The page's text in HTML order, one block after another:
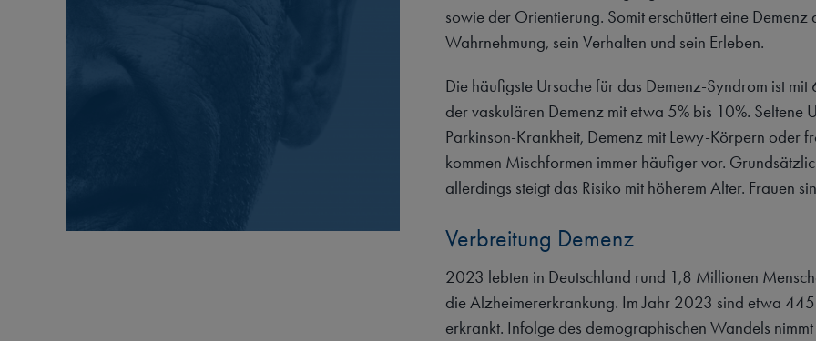
sowie der Orientierung. Somit erschüttert eine
Wahrnehmung, sein Verhalten und sein Erleben.
Die häufigste Ursache für das Demenz-Syndrom ist
der vaskulären Demenz mit etwa 5% bis 10%. Seltene
Parkinson-Krankheit, Demenz mit Lewy-Körpern oder
kommen Mischformen immer häufiger vor.
allerdings steigt das Risiko mit höherem Alter. Frauen
Verbreitung Demenz
2023 lebten in Deutschland rund 1,8 Millionen
die Alzheimererkrankung. Im Jahr 2023 sind etwa
erkrankt. Infolge des demographischen Wandels